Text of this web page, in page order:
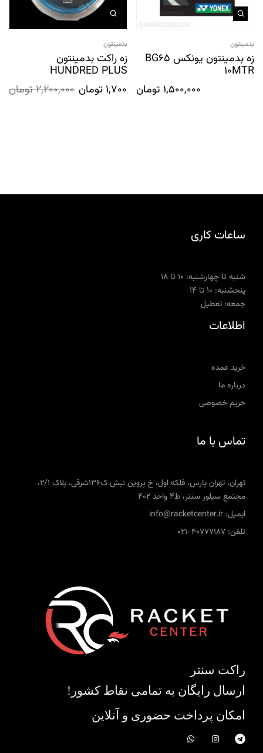
بدمینتون
زه بدمینتون یونکس BG65
10MTR
1,500,000 تومان
بدمینتون
زه راکت بدمینتون
HUNDRED PLUS
2,200,000تومان 1,700,000 تومان
ساعات کاری
شنبه تا چهارشنبه: ۱۰ تا ۱۸
پنجشنبه: ۱۰ تا ۱۴
جمعه: تعطیل
اطلاعات
خرید عمده
درباره ما
حریم خصوصی
تماس با ما
تهران، تهران پارس، فلکه اول، خ پروین نبش ک136شرقی، پلاک 2/1،
مجتمع سیلور سنتر، ط4 واحد 402
ایمیل: info@racketcenter.ir
تلفن: 40777187-021
راکت سنتر
ارسال رایگان به تمامی نقاط کشور!
امکان پرداخت حضوری و آنلاین